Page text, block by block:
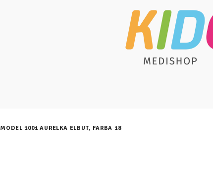
MODEL 1001 AURELKA ELBUT, FARBA 18